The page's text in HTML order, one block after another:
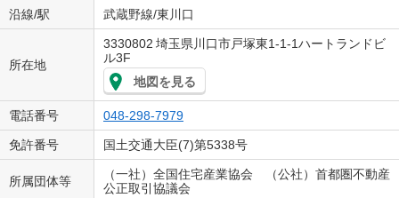
沿線/駅 武蔵野線/東川口
所在地
3330802 埼玉県川口市戸塚東1-1-1ハートランドビ
ル3F
地図を見る
電話番号 048-298-7979
免許番号 国土交通大臣(7)第5338号
所属団体等
（一社）全国住宅産業協会 （公社）首都圏不動産
公正取引協議会